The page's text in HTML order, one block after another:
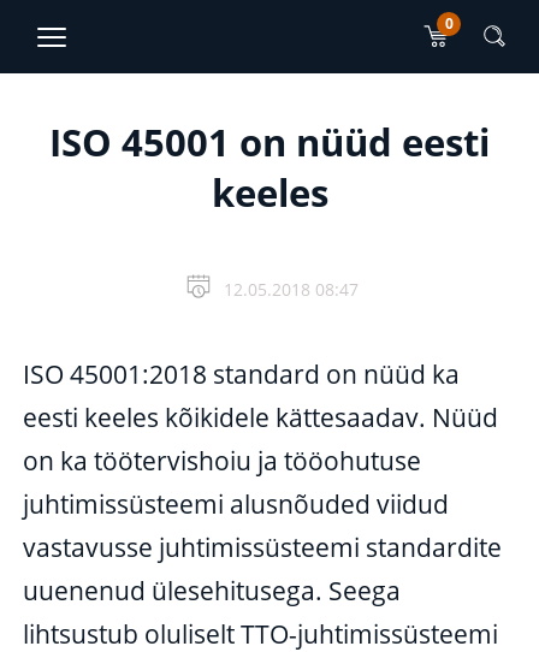
0
Peamise sisu sektsioon
ISO 45001 on nüüd eesti
keeles
12.05.2018 08:47
ISO 45001:2018 standard on nüüd ka
eesti keeles kõikidele kättesaadav. Nüüd
on ka töötervishoiu ja tööohutuse
juhtimissüsteemi alusnõuded viidud
vastavusse juhtimissüsteemi standardite
uuenenud ülesehitusega. Seega
lihtsustub oluliselt TTO-juhtimissüsteemi